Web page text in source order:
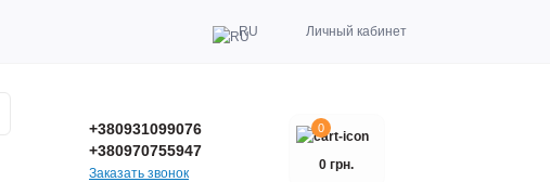
RU Личный кабинет
+380931099076
+380970755947
Заказать звонок
0
0 грн.